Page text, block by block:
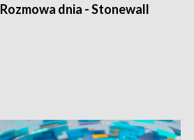
Rozmowa dnia - Stonewall